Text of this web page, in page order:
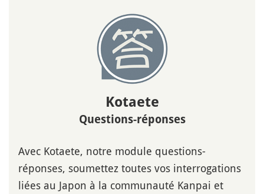
Kotaete
Questions-réponses
Avec Kotaete, notre module questions-
réponses, soumettez toutes vos interrogations
liées au Japon à la communauté Kanpai et